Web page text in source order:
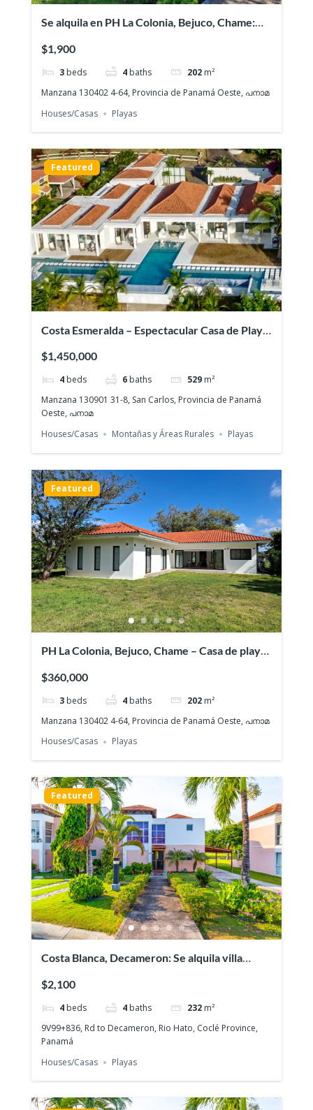
Se alquila en PH La Colonia, Bejuco, Chame:
$1,900
3 beds 4 baths 202 m²
Manzana 130402 4-64, Provincia de Panamá Oeste, പനാമ
Houses/Casas
Playas
Featured
Costa Esmeralda – Espectacular Casa de Playa
$1,450,000
4 beds 6 baths 529 m²
Manzana 130901 31-8, San Carlos, Provincia de Panamá
Oeste, പനാമ
Houses/Casas
Montañas y Áreas Rurales Playas
Featured
PH La Colonia, Bejuco, Chame – Casa de playa
$360,000
3 beds 4 baths 202 m²
Manzana 130402 4-64, Provincia de Panamá Oeste, പനാമ
Houses/Casas
Playas
Featured
Costa Blanca, Decameron: Se alquila villa
$2,100
4 beds 4 baths 232 m²
9V99+836, Rd to Decameron, Rio Hato, Coclé Province,
Panamá
Houses/Casas
Playas